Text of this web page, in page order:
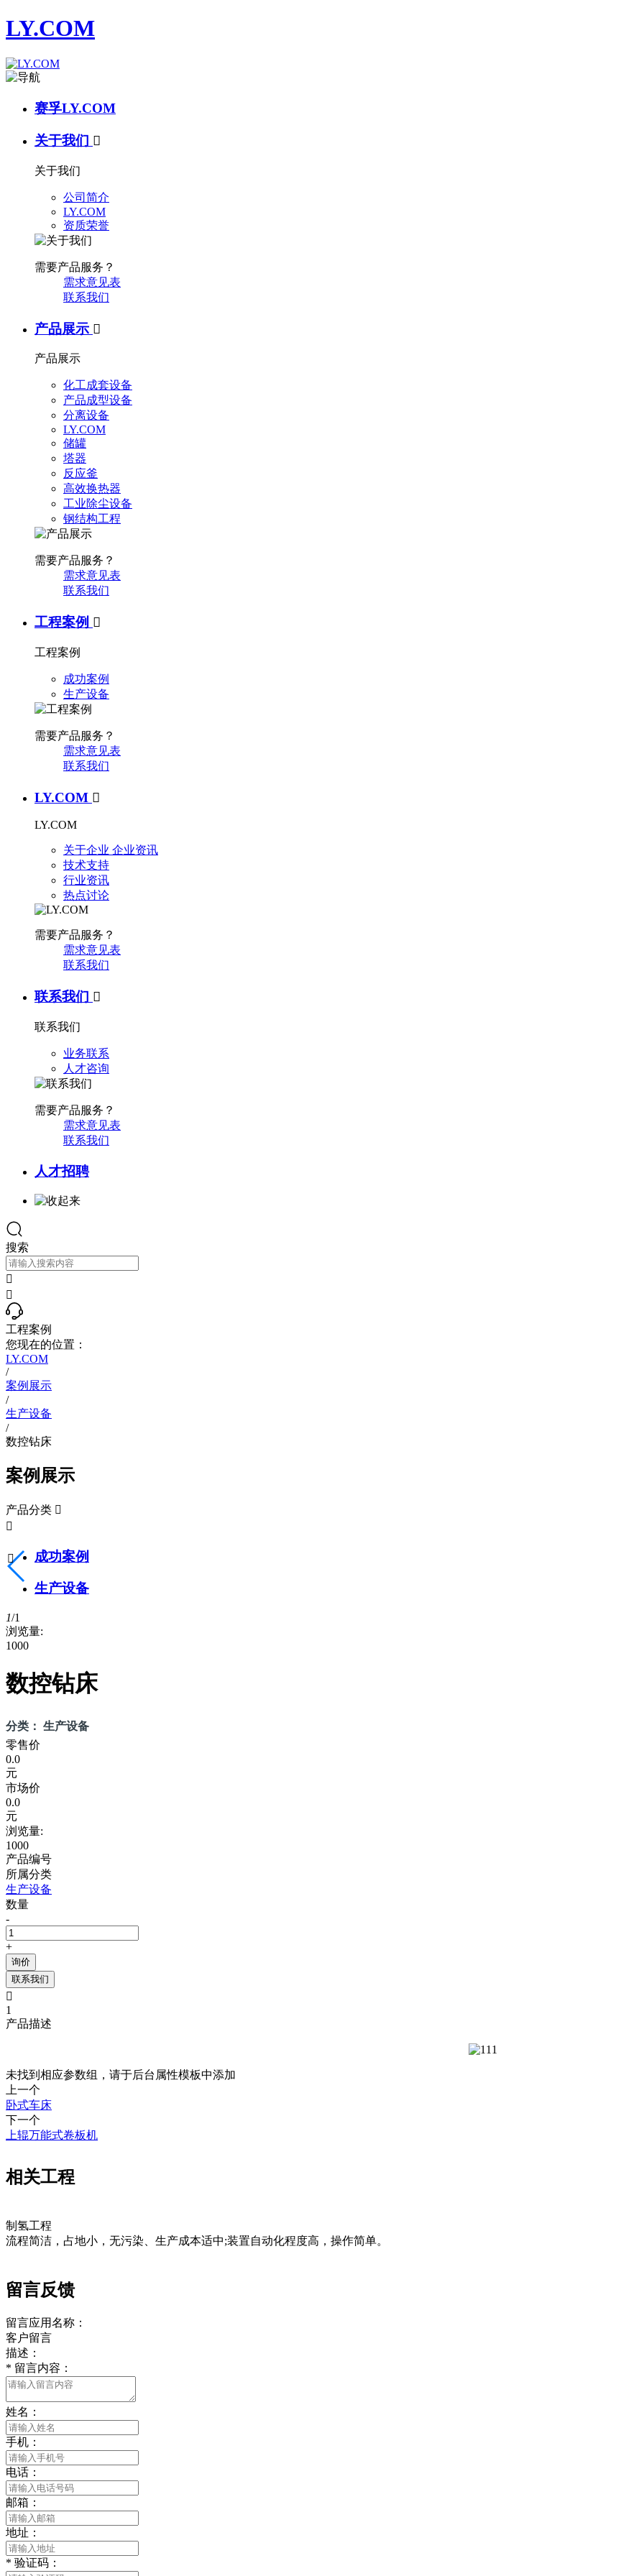
LY.COM
赛孚LY.COM
关于我们 
关于我们
公司简介
LY.COM
资质荣誉
需要产品服务？
需求意见表
联系我们
产品展示 
产品展示
化工成套设备
产品成型设备
分离设备
LY.COM
储罐
塔器
反应釜
高效换热器
工业除尘设备
钢结构工程
需要产品服务？
需求意见表
联系我们
工程案例 
工程案例
成功案例
生产设备
需要产品服务？
需求意见表
联系我们
LY.COM 
LY.COM
关于企业 企业资讯
技术支持
行业资讯
热点讨论
需要产品服务？
需求意见表
联系我们
联系我们 
联系我们
业务联系
人才咨询
需要产品服务？
需求意见表
联系我们
人才招聘
搜索


工程案例
您现在的位置：
LY.COM
/
案例展示
/
生产设备
/
数控钻床
案例展示
产品分类 

成功案例
生产设备
1/1
浏览量:
1000
数控钻床
分类： 生产设备
零售价
0.0
元
市场价
0.0
元
浏览量:
1000
产品编号
所属分类
生产设备
数量
-
+
询价
联系我们

1
产品描述
未找到相应参数组，请于后台属性模板中添加
上一个
卧式车床
下一个
上辊万能式卷板机
相关工程
制氢工程
流程简洁，占地小，无污染、生产成本适中;装置自动化程度高，操作简单。

留言反馈
留言应用名称：
客户留言
描述：
* 留言内容：
姓名：
手机：
电话：
邮箱：
地址：
* 验证码：